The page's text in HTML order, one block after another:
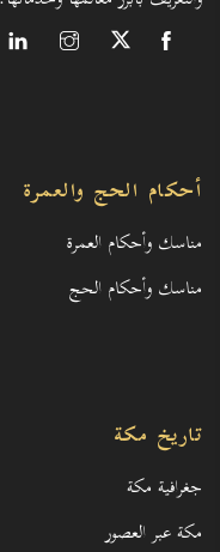
أحكام الحج والعمرة
مناسك وأحكام العمرة
مناسك وأحكام الحج
تاريخ مكة
جغرافية مكة
مكة عبر العصور